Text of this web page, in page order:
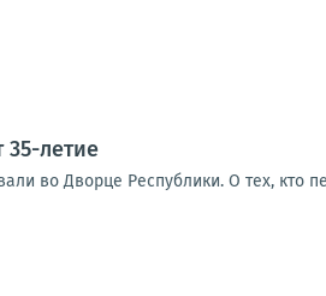
35-летие
во Дворце Республики. О тех,